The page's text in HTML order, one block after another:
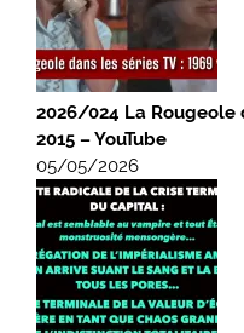
2026/024 La Rougeole
2015 – YouTube
05/05/2026